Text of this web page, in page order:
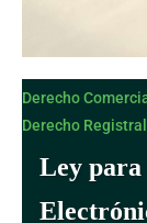
Derecho
Derecho
Ley para